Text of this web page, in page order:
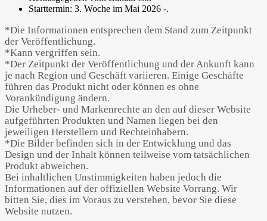
Starttermin: 3. Woche im Mai 2026 -.
*Die Informationen entsprechen dem Stand zum Zeitpunkt
der Veröffentlichung.
*Kann vergriffen sein.
*Der Zeitpunkt der Veröffentlichung und der Ankunft kann
je nach Region und Geschäft variieren. Einige Geschäfte
führen das Produkt nicht oder können es ohne
Vorankündigung ändern.
Die Urheber- und Markenrechte an den auf dieser Website
aufgeführten Produkten und Namen liegen bei den
jeweiligen Herstellern und Rechteinhabern.
*Die Bilder befinden sich in der Entwicklung und das
Design und der Inhalt können teilweise vom tatsächlichen
Produkt abweichen.
Bei inhaltlichen Unstimmigkeiten haben jedoch die
Informationen auf der offiziellen Website Vorrang. Wir
bitten Sie, dies im Voraus zu verstehen, bevor Sie diese
Website nutzen.